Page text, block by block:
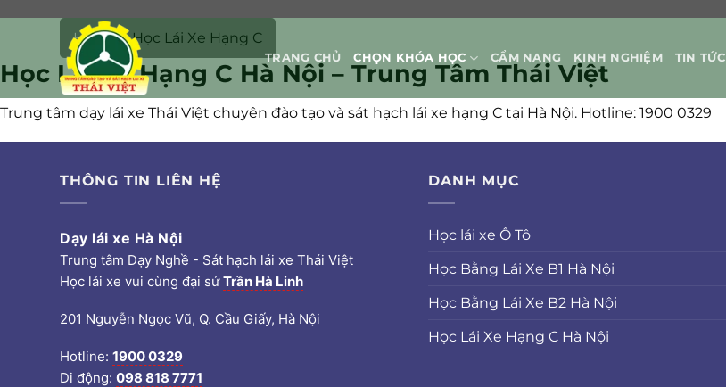
nội
dung
TRANG CHỦ CHỌN KHÓA HỌC CẨM NANG KINH NGHIỆM TIN TỨC
Home»Học Lái Xe Hạng C
Học Lái Xe Hạng C Hà Nội – Trung Tâm Thái Việt
Trung tâm dạy lái xe Thái Việt chuyên đào tạo và sát hạch lái xe hạng C tại Hà Nội. Hotline: 1900 0329
THÔNG TIN LIÊN HỆ
Dạy lái xe Hà Nội
Trung tâm Dạy Nghề - Sát hạch lái xe Thái Việt
Học lái xe vui cùng đại sứTrần Hà Linh
201 Nguyễn Ngọc Vũ, Q. Cầu Giấy, Hà Nội
Hotline: 1900 0329
Di động: 098 818 7771
DANH MỤC
Học lái xe Ô Tô
Học Bằng Lái Xe B1 Hà Nội
Học Bằng Lái Xe B2 Hà Nội
Học Lái Xe Hạng C Hà Nội